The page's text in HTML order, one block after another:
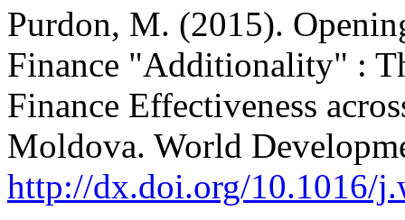
Purdon, M. (2015).
Finance "Additionality" :
Finance Effectiveness
Moldova. World
http://dx.doi.org/10.1016/